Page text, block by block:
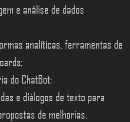
e análise de dados
analíticas, ferramentas de
do ChatBot;
e diálogos de texto para
de melhorias.